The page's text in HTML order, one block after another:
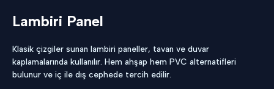
Lambiri Panel
Klasik çizgiler sunan lambiri paneller, tavan ve duvar
kaplamalarında kullanılır. Hem ahşap hem PVC alternatifleri
bulunur ve iç ile dış cephede tercih edilir.